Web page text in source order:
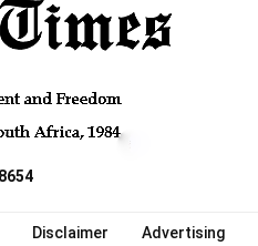
Disclaimer Advertising